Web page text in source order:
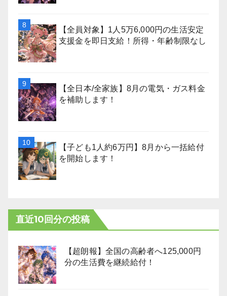
【全員対象】1人5万6,000円の生活安定
支援金を即日支給！所得・年齢制限なし
【全日本/全家族】8月の電気・ガス料金
を補助します！
【子ども1人約6万円】8月から一括給付
を開始します！
直近10回分の投稿
【超朗報】全国の高齢者へ125,000円
分の生活費を継続給付！